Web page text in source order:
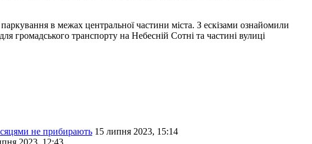
в межах центральної частини міста. З ескізами ознайомили
громадського транспорту на Небесній Сотні та частині вулиці
не прибирають 15 липня 2023, 15:14